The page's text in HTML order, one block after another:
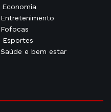
Economia
Entretenimento
Fofocas
Esportes
Saúde e bem estar